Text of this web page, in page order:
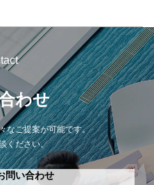
わせ
なご提案が可能です。
ください。
問い合わせ